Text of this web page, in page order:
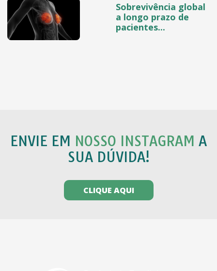
Sobrevivência global
a longo prazo de
pacientes...
ENVIE EM NOSSO INSTAGRAM A
SUA DÚVIDA!
CLIQUE AQUI